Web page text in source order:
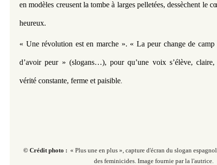
en modèles creusent la tombe à larges pelletées, dessèchent le
heureux.
« Une révolution est en marche ». « La peur change de camp
d’avoir peur » (slogans…), pour qu’une voix s’élève, claire,
vérité constante, ferme et paisible.
© Crédit photo : « Plus une en plus », capture d'écran du slogan
des feminicides. Image fournie par la l'autrice.